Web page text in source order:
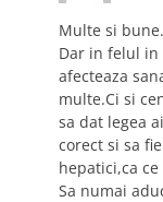
Multe si bune.
Dar in felul in
afecteaza
multe.Ci si
sa dat legea
corect si sa
hepatici,ca
Sa numai